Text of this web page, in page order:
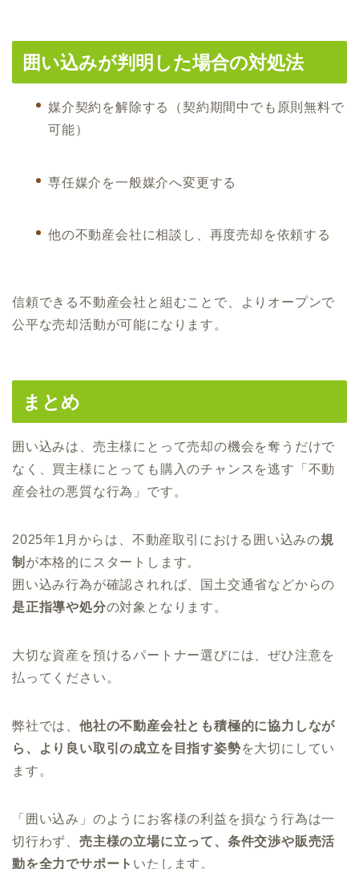
囲い込みが判明した場合の対処法
媒介契約を解除する（契約期間中でも原則無料で
可能）
専任媒介を一般媒介へ変更する
他の不動産会社に相談し、再度売却を依頼する
信頼できる不動産会社と組むことで、よりオープンで
公平な売却活動が可能になります。
まとめ
囲い込みは、売主様にとって売却の機会を奪うだけで
なく、買主様にとっても購入のチャンスを逃す「不動
産会社の悪質な行為」です。
2025年1月からは、不動産取引における囲い込みの規
制 が本格的にスタートします。
囲い込み行為が確認されれば、国土交通省などからの
是正指導や処分の対象となります。
大切な資産を預けるパートナー選びには、ぜひ注意を
払ってください。
弊社では、 他社の不動産会社とも積極的に協力しなが
ら、より良い取引の成立を目指す姿勢を大切にしてい
ます。
「囲い込み」のようにお客様の利益を損なう行為は一
切行わず、 売主様の立場に立って、条件交渉や販売活
動を全力でサポート いたします。